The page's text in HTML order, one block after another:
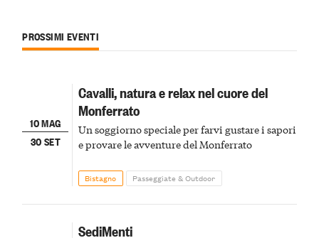
PROSSIMI EVENTI
10 MAG
30 SET
Cavalli, natura e relax nel cuore del
Monferrato
Un soggiorno speciale per farvi gustare i sapori
e provare le avventure del Monferrato
Bistagno Passeggiate & Outdoor
SediMenti